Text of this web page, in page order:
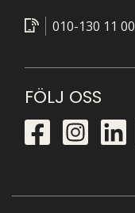
010-130 11 00
FÖLJ OSS